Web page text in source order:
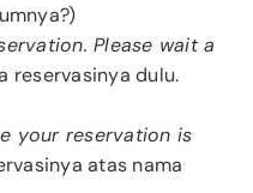
Please wait a
reservasinya dulu.
your reservation is
atas nama